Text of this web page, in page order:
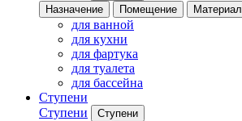
Назначение
Помещение Материал
для ванной
для кухни
для фартука
для туалета
для бассейна
Ступени
Ступени
Ступени